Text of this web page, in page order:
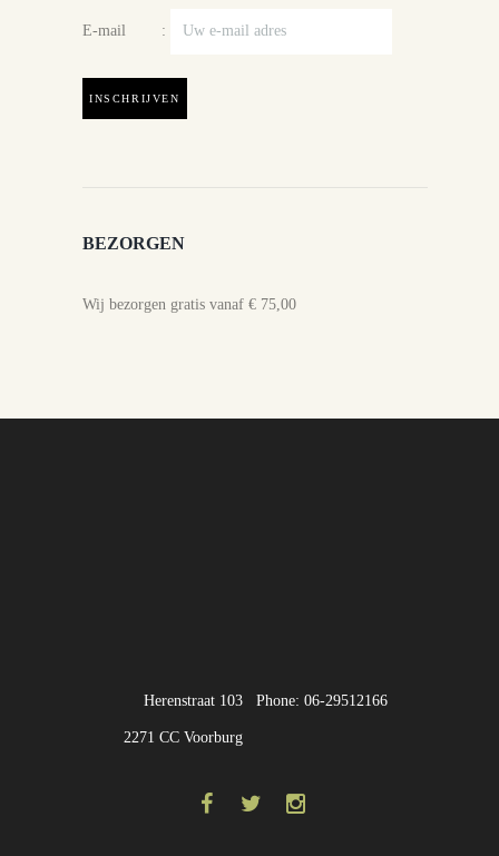
E-mail :
BEZORGEN
Wij bezorgen gratis vanaf € 75,00
Phone: 06-29512166
Herenstraat 103
2271 CC Voorburg